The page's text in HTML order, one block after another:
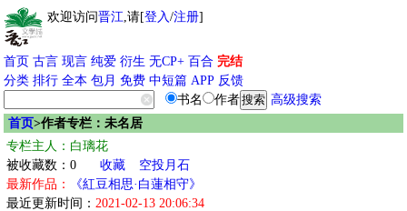
欢迎访问晋江,请[登入/注册]
首页 古言 现言 纯爱 衍生 无CP+ 百合 完结
分类 排行 全本 包月 免费 中短篇 APP 反馈
书名
作者
高级搜索
首页>作者专栏：未名居
专栏主人：白璃花
被收藏数：0
收藏
空投月石
最新作品：
《紅豆相思·白蓮相守》
最近更新时间： 2021-02-13 20:06:34